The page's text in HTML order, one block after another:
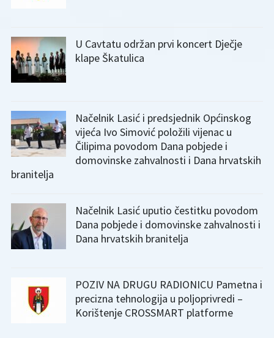
U Cavtatu održan prvi koncert Dječje
klape Škatulica
Načelnik Lasić i predsjednik Općinskog
vijeća Ivo Simović položili vijenac u
Čilipima povodom Dana pobjede i
domovinske zahvalnosti i Dana hrvatskih
branitelja
Načelnik Lasić uputio čestitku povodom
Dana pobjede i domovinske zahvalnosti i
Dana hrvatskih branitelja
POZIV NA DRUGU RADIONICU Pametna i
precizna tehnologija u poljoprivredi –
Korištenje CROSSMART platforme